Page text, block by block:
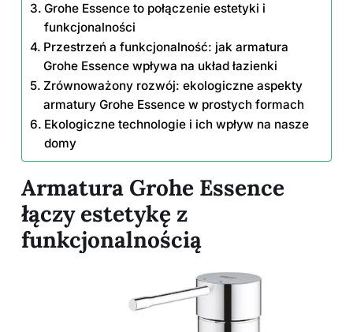
Grohe Essence to połączenie estetyki i
funkcjonalności
Przestrzeń a funkcjonalność: jak armatura
Grohe Essence wpływa na układ łazienki
Zrównoważony rozwój: ekologiczne aspekty
armatury Grohe Essence w prostych formach
Ekologiczne technologie i ich wpływ na nasze
domy
Armatura Grohe Essence
łączy estetykę z
funkcjonalnością